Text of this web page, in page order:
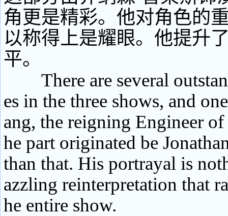
角更是精彩。他对角色的
以称得上是耀眼。他提升
平。
There are several
es in the three shows, and
ang, the reigning Engineer
he part originated be
than that. His portrayal is
azzling reinterpretation that
he entire show.